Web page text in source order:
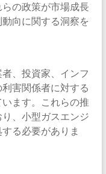
の政策が市場成長
向に関する洞察を
、投資家、インフ
害関係者に対する
ます。これらの推
、小型ガスエンジ
る必要がありま